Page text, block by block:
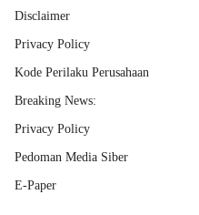
Disclaimer
Privacy Policy
Kode Perilaku Perusahaan
Breaking News:
Privacy Policy
Pedoman Media Siber
E-Paper